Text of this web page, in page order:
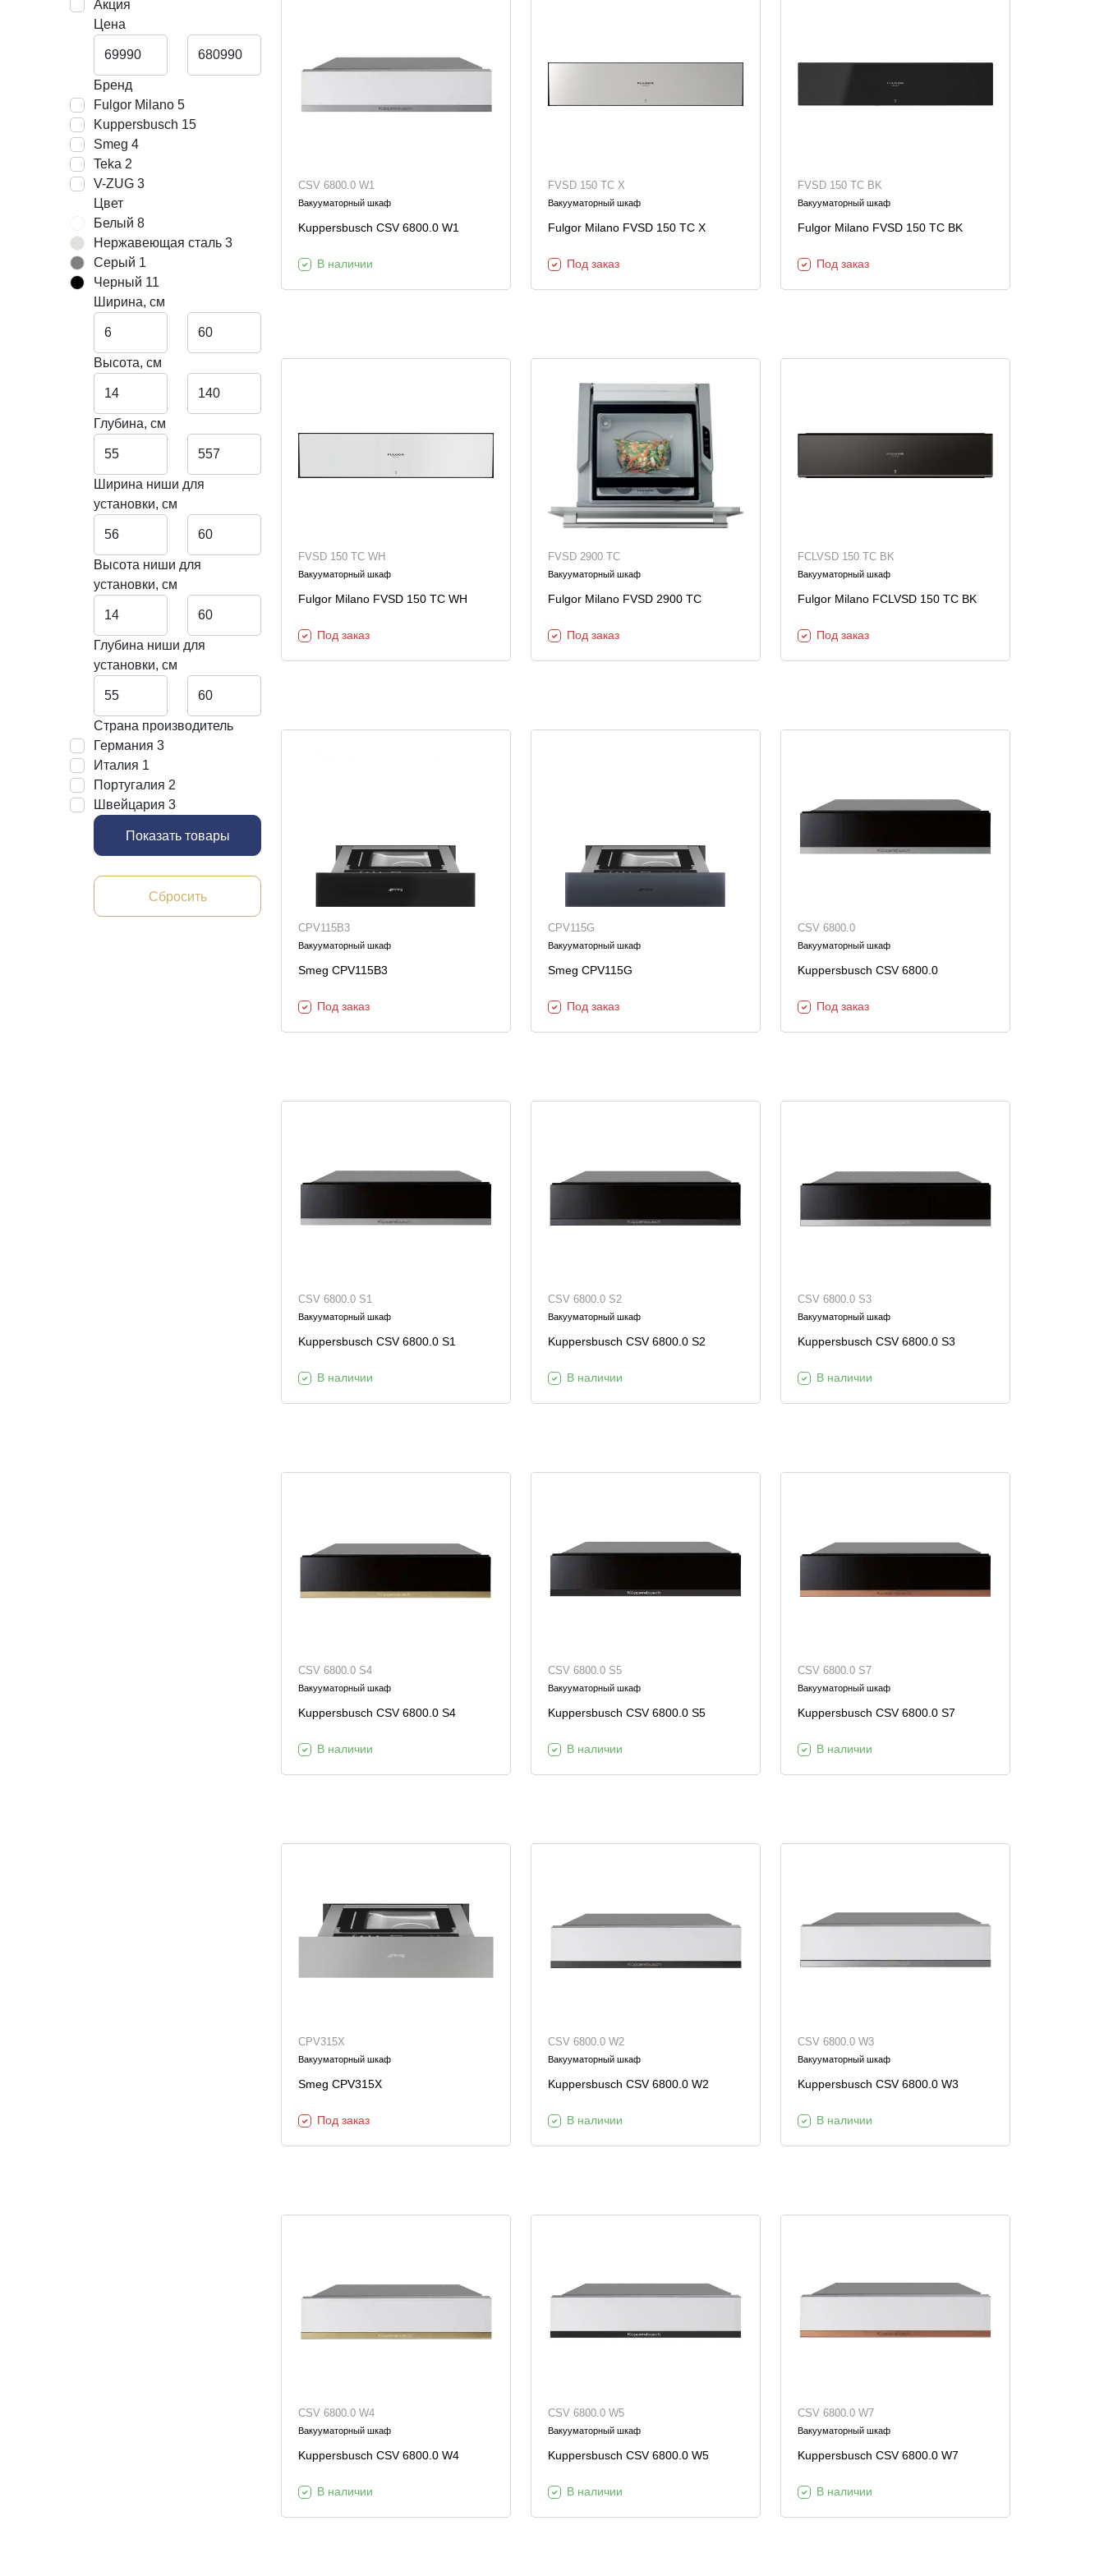
Текстиль
Ковры
Зеркала
Шкуры и меховые
изделия
Зеркальные
стеллажи
Витрины
Мебель для
прихожей
Акция
Цена
Бренд
Fulgor Milano 5
Kuppersbusch 15
Smeg 4
Teka 2
V-ZUG 3
Цвет
Белый 8
Нержавеющая сталь 3
Серый 1
Черный 11
Ширина, см
Высота, см
Глубина, см
Ширина ниши для
установки, см
Высота ниши для
установки, см
Глубина ниши для
установки, см
Страна производитель
Германия 3
Италия 1
Португалия 2
Швейцария 3
Показать товары
Сбросить
CSV 6800.0 W1
Вакууматорный шкаф
Kuppersbusch CSV 6800.0 W1
В наличии
FVSD 150 TC X
Вакууматорный шкаф
Fulgor Milano FVSD 150 TC X
Под заказ
FVSD 150 TC BK
Вакууматорный шкаф
Fulgor Milano FVSD 150 TC BK
Под заказ
FVSD 150 TC WH
Вакууматорный шкаф
Fulgor Milano FVSD 150 TC WH
Под заказ
FVSD 2900 TC
Вакууматорный шкаф
Fulgor Milano FVSD 2900 TC
Под заказ
FCLVSD 150 TC BK
Вакууматорный шкаф
Fulgor Milano FCLVSD 150 TC BK
Под заказ
CPV115B3
Вакууматорный шкаф
Smeg CPV115B3
Под заказ
CPV115G
Вакууматорный шкаф
Smeg CPV115G
Под заказ
CSV 6800.0
Вакууматорный шкаф
Kuppersbusch CSV 6800.0
Под заказ
CSV 6800.0 S1
Вакууматорный шкаф
Kuppersbusch CSV 6800.0 S1
В наличии
CSV 6800.0 S2
Вакууматорный шкаф
Kuppersbusch CSV 6800.0 S2
В наличии
CSV 6800.0 S3
Вакууматорный шкаф
Kuppersbusch CSV 6800.0 S3
В наличии
CSV 6800.0 S4
Вакууматорный шкаф
Kuppersbusch CSV 6800.0 S4
В наличии
CSV 6800.0 S5
Вакууматорный шкаф
Kuppersbusch CSV 6800.0 S5
В наличии
CSV 6800.0 S7
Вакууматорный шкаф
Kuppersbusch CSV 6800.0 S7
В наличии
CPV315X
Вакууматорный шкаф
Smeg CPV315X
Под заказ
CSV 6800.0 W2
Вакууматорный шкаф
Kuppersbusch CSV 6800.0 W2
В наличии
CSV 6800.0 W3
Вакууматорный шкаф
Kuppersbusch CSV 6800.0 W3
В наличии
CSV 6800.0 W4
Вакууматорный шкаф
Kuppersbusch CSV 6800.0 W4
В наличии
CSV 6800.0 W5
Вакууматорный шкаф
Kuppersbusch CSV 6800.0 W5
В наличии
CSV 6800.0 W7
Вакууматорный шкаф
Kuppersbusch CSV 6800.0 W7
В наличии